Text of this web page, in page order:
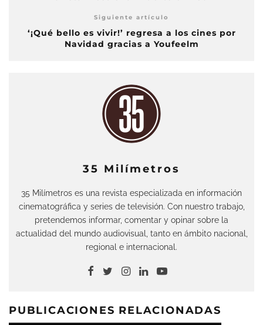
Siguiente artículo
‘¡Qué bello es vivir!’ regresa a los cines por
Navidad gracias a Youfeelm
35 Milímetros
35 Milímetros es una revista especializada en información
cinematográfica y series de televisión. Con nuestro trabajo,
pretendemos informar, comentar y opinar sobre la
actualidad del mundo audiovisual, tanto en ámbito nacional,
regional e internacional.
PUBLICACIONES RELACIONADAS